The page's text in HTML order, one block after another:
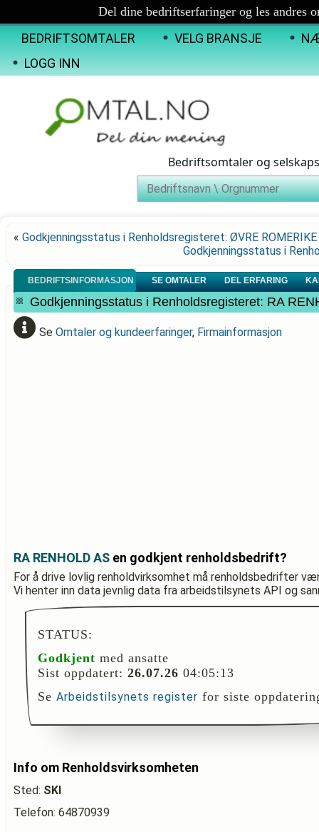
Del dine bedriftserfaringer og les andres
BEDRIFTSOMTALER VELG BRANSJE
LOGG INN
Bedriftsomtaler og
« Godkjenningsstatus i Renholdsregisteret: ØVRE
Godkjenningsstatus i
BEDRIFTSINFORMASJON SE OMTALER DEL ERFARING
Godkjenningsstatus i Renholdsregisteret: RA
Se Omtaler og kundeerfaringer, Firmainformasjon
RA RENHOLD AS en godkjent renholdsbedrift?
For å drive lovlig renholdvirksomhet må renholdsbedrifter
Vi henter inn data jevnlig data fra arbeidstilsynets API og
STATUS:
Godkjent med ansatte
Sist oppdatert: 26.07.26 04:05:13
Se Arbeidstilsynets register for siste
Info om Renholdsvirksomheten
Sted: SKI
Telefon: 64870939